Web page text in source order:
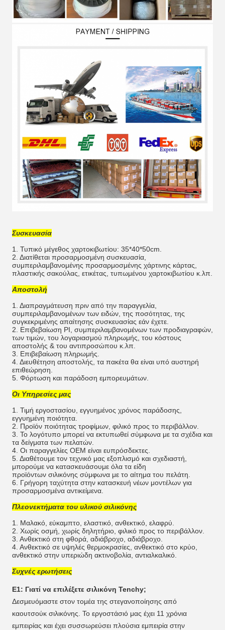
Συσκευασία
1. Τυπικό μέγεθος χαρτοκιβωτίου: 35*40*50cm.
2. Διατίθεται προσαρμοσμένη συσκευασία,
συμπεριλαμβανομένης προσαρμοσμένης χάρτινης κάρτας,
πλαστικής σακούλας, ετικέτας, τυπωμένου χαρτοκιβωτίου κ.λπ.
Αποστολή
1. Διαπραγμάτευση πριν από την παραγγελία,
συμπεριλαμβανομένων των ειδών, της ποσότητας, της
συγκεκριμένης απαίτησης συσκευασίας εάν έχετε.
2. Επιβεβαίωση PI, συμπεριλαμβανομένων των προδιαγραφών,
των τιμών, του λογαριασμού πληρωμής, του κόστους
αποστολής & του αντιπροσώπου κ.λπ.
3. Επιβεβαίωση πληρωμής.
4. Διευθέτηση αποστολής, τα πακέτα θα είναι υπό αυστηρή
επιθεώρηση.
5. Φόρτωση και παράδοση εμπορευμάτων.
Οι Υπηρεσίες μας
1. Τιμή εργοστασίου, εγγυημένος χρόνος παράδοσης,
εγγυημένη ποιότητα.
2. Προϊόν ποιότητας τροφίμων, φιλικό προς το περιβάλλον.
3. Το λογότυπο μπορεί να εκτυπωθεί σύμφωνα με τα σχέδια και
τα δείγματα των πελατών.
4. Οι παραγγελίες OEM είναι ευπρόσδεκτες.
5. Διαθέτουμε τον τεχνικό μας εξοπλισμό και σχεδιαστή,
μπορούμε να κατασκευάσουμε όλα τα είδη
προϊόντων σιλικόνης σύμφωνα με το αίτημα του πελάτη.
6. Γρήγορη ταχύτητα στην κατασκευή νέων μοντέλων για
προσαρμοσμένα αντικείμενα.
Πλεονεκτήματα του υλικού σιλικόνης
1. Μαλακό, εύκαμπτο, ελαστικό, ανθεκτικό, ελαφρύ.
2. Χωρίς οσμή, χωρίς δηλητήριο, φιλικό προς το περιβάλλον.
3. Ανθεκτικό στη φθορά, αδιάβροχο, αδιάβροχο.
4. Ανθεκτικό σε υψηλές θερμοκρασίες, ανθεκτικό στο κρύο,
ανθεκτικό στην υπεριώδη ακτινοβολία, αντιαλκαλικό.
Συχνές ερωτήσεις
Ε1: Γιατί να επιλέξετε σιλικόνη Tenchy;
Δεσμευόμαστε στον τομέα της στεγανοποίησης από
καουτσούκ σιλικόνης. Το εργοστάσιό μας έχει 11 χρόνια
εμπειρίας και έχει συσσωρεύσει πλούσια εμπειρία στην